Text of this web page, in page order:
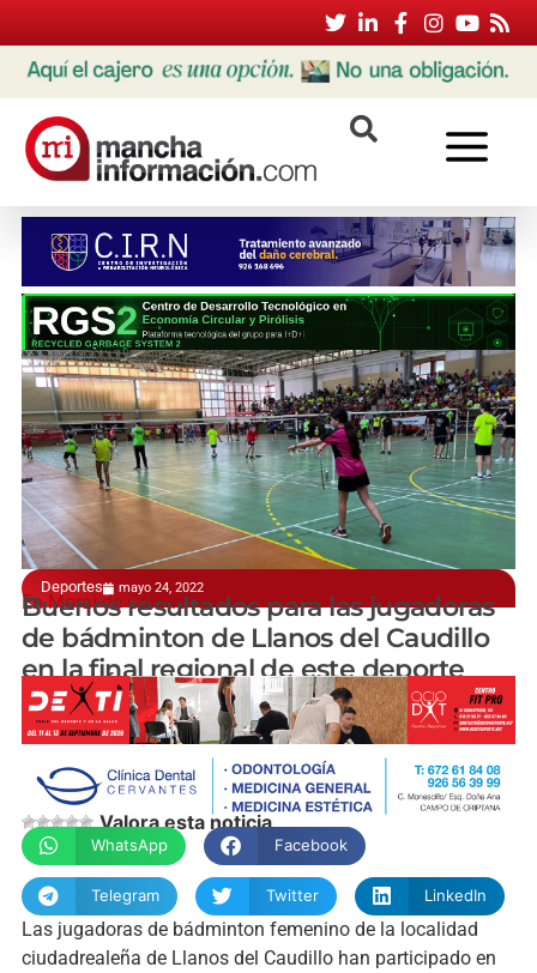
Deportes mayo 24, 2022
En Moral de Calatrava
Buenos resultados para las jugadoras
de bádminton de Llanos del Caudillo
en la final regional de este deporte
manchainformacion.com
Valora esta noticia
WhatsApp Facebook
Telegram Twitter LinkedIn
Las jugadoras de bádminton femenino de la localidad
ciudadrealeña de Llanos del Caudillo han participado en